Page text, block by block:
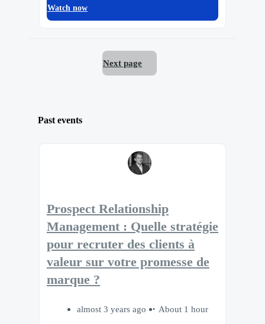
Watch now
Next page
Past events
Prospect Relationship
Management : Quelle stratégie
pour recruter des clients à
valeur sur votre promesse de
marque ?
almost 3 years ago About 1 hour